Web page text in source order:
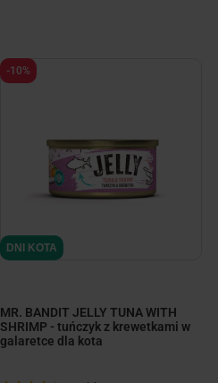
DNI KOTA
MR. BANDIT JELLY TUNA WITH
SHRIMP - tuńczyk z krewetkami w
galaretce dla kota
-10%